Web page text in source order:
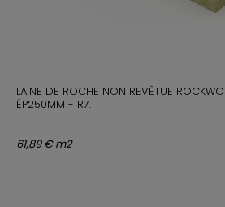
LAINE DE ROCHE NON REVÊTUE
ÉP250MM - R7.1
61,89 € m2